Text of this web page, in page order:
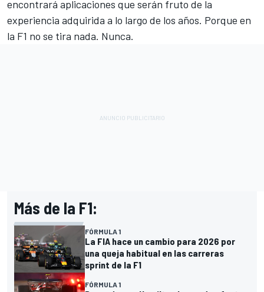
encontrará aplicaciones que serán fruto de la
experiencia adquirida a lo largo de los años. Porque en
la F1 no se tira nada. Nunca.
Más de la F1:
FÓRMULA 1
La FIA hace un cambio para 2026 por
una queja habitual en las carreras
sprint de la F1
FÓRMULA 1